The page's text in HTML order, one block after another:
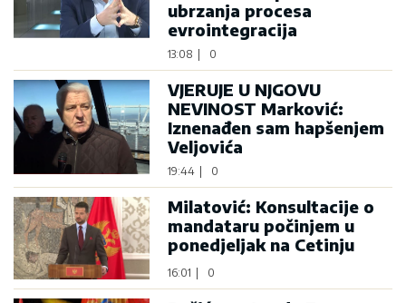
ubrzanja procesa
evrointegracija
13:08 0
VJERUJE U NJGOVU
NEVINOST Marković:
Iznenađen sam hapšenjem
Veljovića
19:44 0
Milatović: Konsultacije o
mandataru počinjem u
ponedjeljak na Cetinju
16:01 0